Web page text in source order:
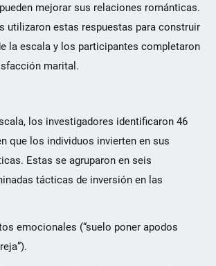
mejorar sus relaciones románticas.
utilizaron estas respuestas para construir
la escala y los participantes completaron
marital.
los investigadores identificaron 46
que los individuos invierten en sus
Estas se agruparon en seis
tácticas de inversión en las
emocionales (“suelo poner apodos